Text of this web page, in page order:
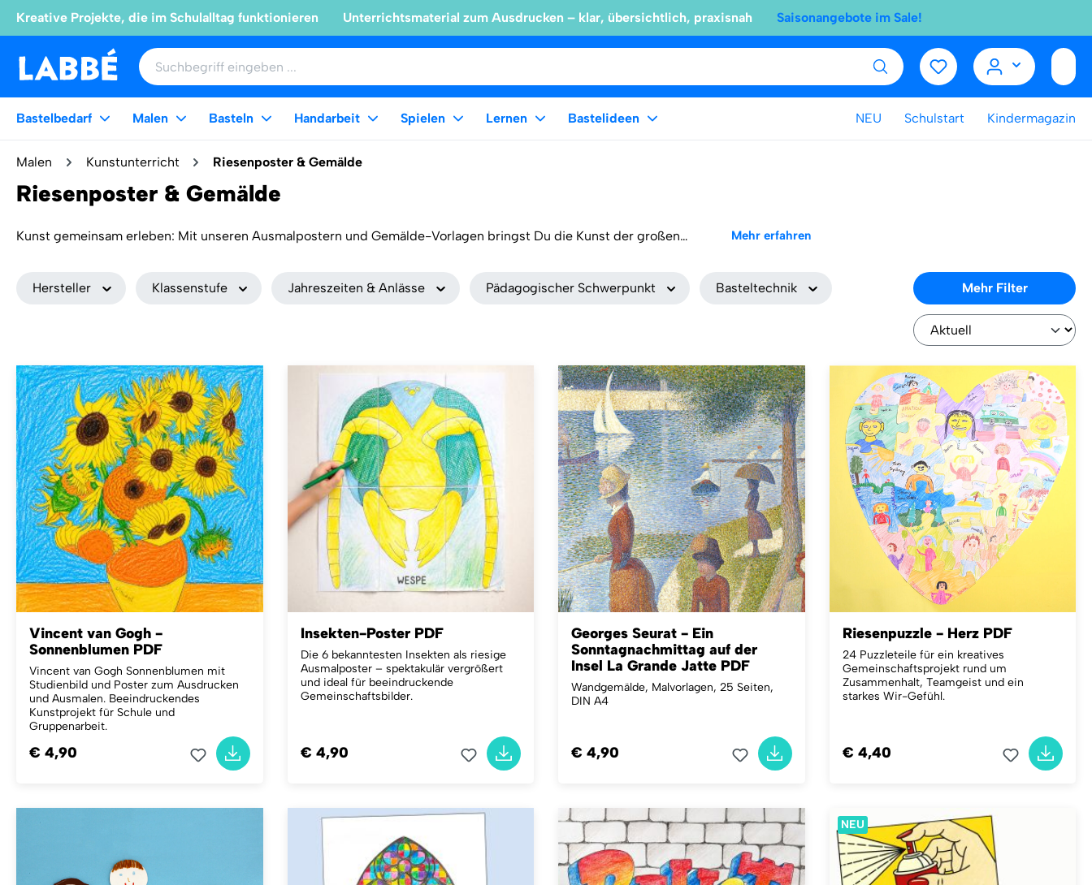
Kreative Projekte, die im Schulalltag funktionieren Unterrichtsmaterial zum Ausdrucken – klar, übersichtlich, praxisnah Saisonangebote im Sale!
Bastelbedarf Malen Basteln Handarbeit Spielen Lernen Bastelideen NEU Schulstart Kindermagazin
Malen Kunstunterricht Riesenposter & Gemälde
Riesenposter & Gemälde
Kunst gemeinsam erleben: Mit unseren Ausmalpostern und Gemälde-Vorlagen bringst Du die Kunst der großen
spielerisch zu entdecken. Unsere großen Ausmalposter bestehen aus mehreren DIN A4-Blättern, die zusammengeklebt
Mehr erfahren
Hersteller Klassenstufe Jahreszeiten & Anlässe Pädagogischer Schwerpunkt Basteltechnik Mehr Filter
Vincent van Gogh -
Sonnenblumen PDF
Vincent van Gogh Sonnenblumen mit
Studienbild und Poster zum Ausdrucken
und Ausmalen. Beeindruckendes
Kunstprojekt für Schule und
Gruppenarbeit.
€ 4,90
Insekten-Poster PDF
Die 6 bekanntesten Insekten als riesige
Ausmalposter – spektakulär vergrößert
und ideal für beeindruckende
Gemeinschaftsbilder.
€ 4,90
Georges Seurat - Ein
Sonntagnachmittag auf der
Insel La Grande Jatte PDF
Wandgemälde, Malvorlagen, 25 Seiten,
DIN A4
€ 4,90
Riesenpuzzle - Herz PDF
24 Puzzleteile für ein kreatives
Gemeinschaftsprojekt rund um
Zusammenhalt, Teamgeist und ein
starkes Wir-Gefühl.
€ 4,40
NEU